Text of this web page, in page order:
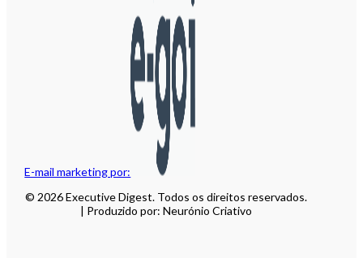
E-mail marketing por:
© 2026 Executive Digest. Todos os direitos reservados.
| Produzido por: Neurónio Criativo